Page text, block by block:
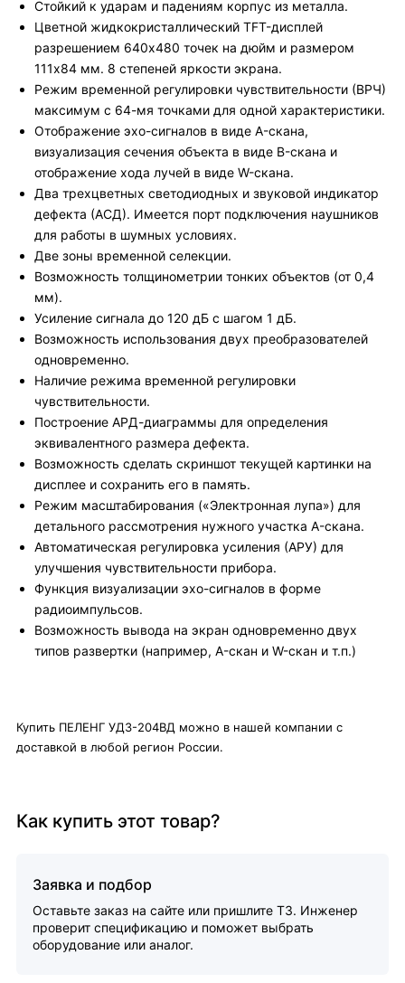
Стойкий к ударам и падениям корпус из металла.
Цветной жидкокристаллический TFT-дисплей
разрешением 640x480 точек на дюйм и размером
111x84 мм. 8 степеней яркости экрана.
Режим временной регулировки чувствительности (ВРЧ)
максимум с 64-мя точками для одной характеристики.
Отображение эхо-сигналов в виде A-скана,
визуализация сечения объекта в виде B-скана и
отображение хода лучей в виде W-скана.
Два трехцветных светодиодных и звуковой индикатор
дефекта (АСД). Имеется порт подключения наушников
для работы в шумных условиях.
Две зоны временной селекции.
Возможность толщинометрии тонких объектов (от 0,4
мм).
Усиление сигнала до 120 дБ с шагом 1 дБ.
Возможность использования двух преобразователей
одновременно.
Наличие режима временной регулировки
чувствительности.
Построение АРД-диаграммы для определения
эквивалентного размера дефекта.
Возможность сделать скриншот текущей картинки на
дисплее и сохранить его в память.
Режим масштабирования («Электронная лупа») для
детального рассмотрения нужного участка A-скана.
Автоматическая регулировка усиления (АРУ) для
улучшения чувствительности прибора.
Функция визуализации эхо-сигналов в форме
радиоимпульсов.
Возможность вывода на экран одновременно двух
типов развертки (например, A-скан и W-скан и т.п.)
Купить ПЕЛЕНГ УД3-204ВД можно в нашей компании с
доставкой в любой регион России.
Как купить этот товар?
Заявка и подбор
Оставьте заказ на сайте или пришлите ТЗ. Инженер
проверит спецификацию и поможет выбрать
оборудование или аналог.